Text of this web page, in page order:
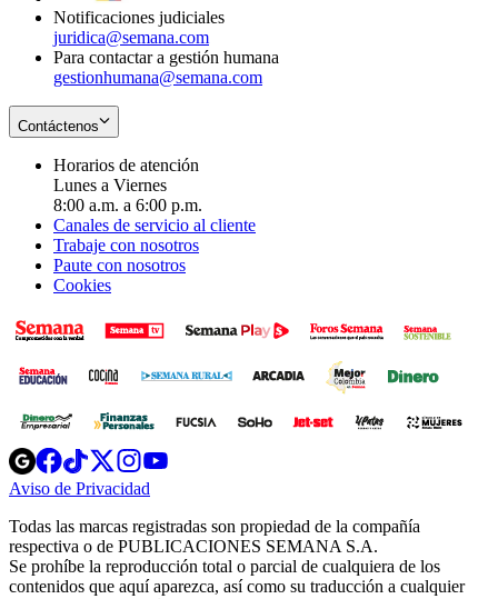
Notificaciones judiciales
juridica@semana.com
Para contactar a gestión humana
gestionhumana@semana.com
Contáctenos
Horarios de atención
Lunes a Viernes
8:00 a.m. a 6:00 p.m.
Canales de servicio al cliente
Trabaje con nosotros
Paute con nosotros
Cookies
Opens
in
new
Opens
in
new
Opens
in
new
window
Opens
new
windowwindow
Aviso de Privacidad
new
window
Todas las marcas registradas son propiedad de la compañía
respectiva o de PUBLICACIONES SEMANA S.A.
Se prohíbe la reproducción total o parcial de cualquiera de los
contenidos que aquí aparezca, así como su traducción a cualquier